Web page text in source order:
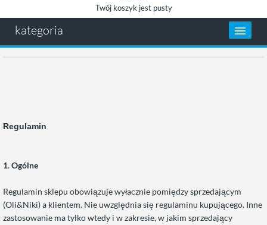
Twój koszyk jest pusty
kategoria
Regulamin
1.Ogólne
Regulamin sklepu obowiązujewyłacznie pomiędzy sprzedającym
(Oli&Niki) a klientem. Nie uwzględnia się regulaminu kupującego. Inne
zastosowanie ma tylko wtedy i w zakresie, w jakim sprzedający